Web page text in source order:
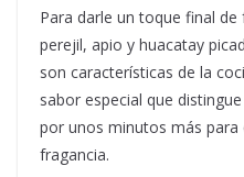
Para darle un toque final
perejil, apio y huacatay
son características de la
sabor especial que
por unos minutos más para
fragancia.